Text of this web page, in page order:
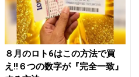
８月のロト6はこの方法で買
え!!６つの数字が『完全一致』